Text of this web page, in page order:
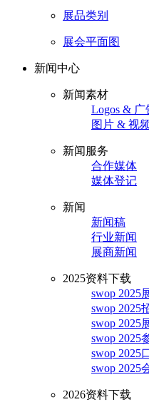
展品类别
展会平面图
新闻中心
新闻素材
Logos & 广
图片 & 视
新闻服务
合作媒体
媒体登记
新闻
新闻稿
行业新闻
展商新闻
2025资料下载
swop 2025
swop 2025
swop 2025
swop 2025
swop 2025
swop 2025
2026资料下载